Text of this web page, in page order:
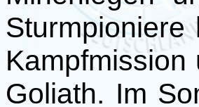
Goliath. Im